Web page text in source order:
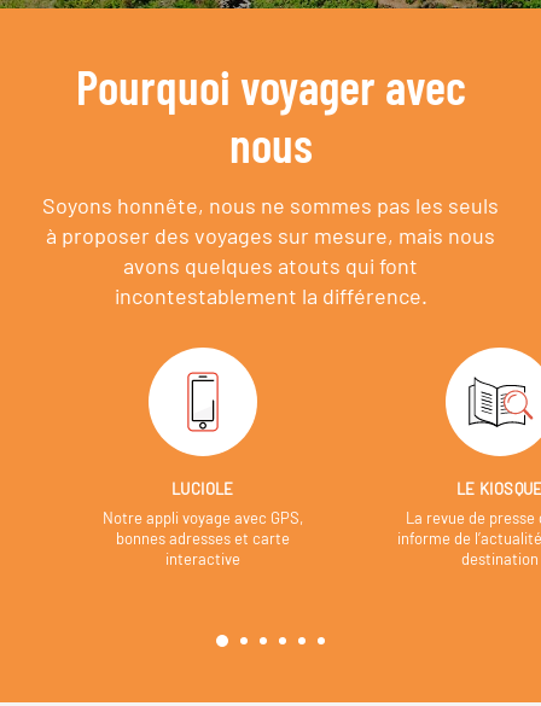
Pourquoi voyager avec
nous
Soyons honnête, nous ne sommes pas les seuls
à proposer des voyages sur mesure, mais nous
avons quelques atouts qui font
incontestablement la différence.
LUCIOLE
Notre appli voyage avec GPS,
bonnes adresses et carte
interactive
LE
La revue de presse
informe de
destination